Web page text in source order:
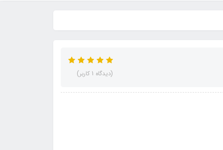
(دیدگاه 1 کاربر)